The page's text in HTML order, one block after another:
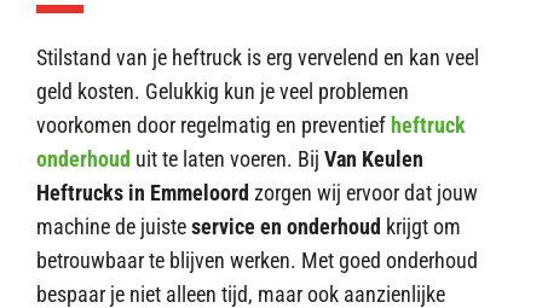
Stilstand van je heftruck is erg vervelend en kan veel
geld kosten. Gelukkig kun je veel problemen
voorkomen door regelmatig en preventiefheftruck
onderhoud uit te laten voeren. Bij Van Keulen
Heftrucks in Emmeloord zorgen wij ervoor dat jouw
machine de juisteservice en onderhoud krijgt om
betrouwbaar te blijven werken. Met goed onderhoud
bespaar je niet alleen tijd, maar ook aanzienlijke